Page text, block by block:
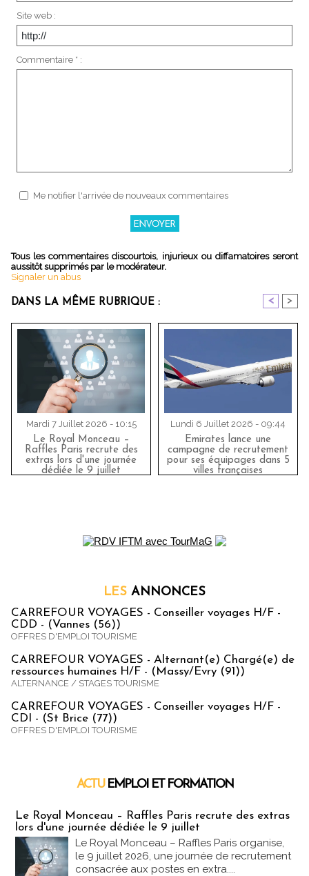
Site web :
Commentaire * :
Me notifier l'arrivée de nouveaux commentaires
Tous les commentaires discourtois, injurieux ou diffamatoires seront
aussitôt supprimés par le modérateur.
Signaler un abus
DANS LA MÊME RUBRIQUE : < >
Mardi 7 Juillet 2026 - 10:15
Le Royal Monceau –
Raffles Paris recrute des
extras lors d'une journée
dédiée le 9 juillet
Lundi 6 Juillet 2026 - 09:44
Emirates lance une
campagne de recrutement
pour ses équipages dans 5
villes françaises
LES ANNONCES
CARREFOUR VOYAGES - Conseiller voyages H/F -
CDD - (Vannes (56))
OFFRES D'EMPLOI TOURISME
CARREFOUR VOYAGES - Alternant(e) Chargé(e) de
ressources humaines H/F - (Massy/Evry (91))
ALTERNANCE / STAGES TOURISME
CARREFOUR VOYAGES - Conseiller voyages H/F -
CDI - (St Brice (77))
OFFRES D'EMPLOI TOURISME
ACTU EMPLOI ET FORMATION
Le Royal Monceau – Raffles Paris recrute des extras
lors d'une journée dédiée le 9 juillet
Le Royal Monceau – Raffles Paris organise,
le 9 juillet 2026, une journée de recrutement
consacrée aux postes en extra....